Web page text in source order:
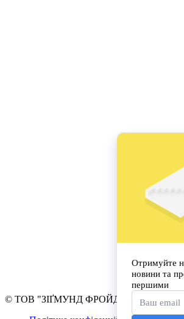
© ТОВ "ЗІҐМУНД ФРОЙД